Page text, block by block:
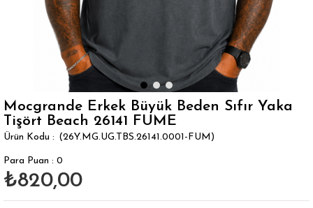
Mocgrande Erkek Büyük Beden Sıfır Yaka
Tişört Beach 26141 FUME
(26Y.MG.UG.TBS.26141.0001-FUM)
Para Puan : 0
₺820,00